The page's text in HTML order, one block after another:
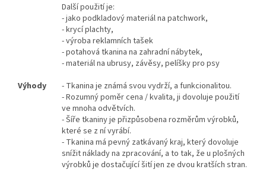
Další použití je:
- jako podkladový materiál na patchwork,
- krycí plachty,
- výroba reklamních tašek
- potahová tkanina na zahradní nábytek,
- materiál na ubrusy, závěsy, pelíšky pro psy
Výhody
- Tkanina je známá svou vydrží, a funkcionalitou.
- Rozumný poměr cena / kvalita, ji dovoluje použití
ve mnoha odvětvích.
- Šíře tkaniny je přizpůsobena rozměrům výrobků,
které se z ní vyrábí.
- Tkanina má pevný zatkávaný kraj, který dovoluje
snížit náklady na zpracování, a to tak, že u plošných
výrobků je dostačující šití jen ze dvou kratších stran.